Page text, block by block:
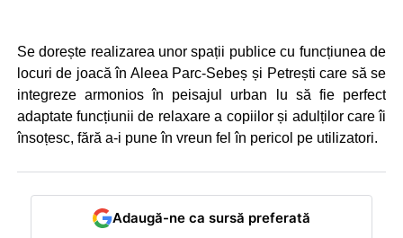
Se dorește realizarea unor spații publice cu funcțiunea de
locuri de joacă în Aleea Parc-Sebeș și Petrești care să se
integreze armonios în peisajul urban lu să fie perfect
adaptate funcțiunii de relaxare a copiilor și adulților care îi
însoțesc, fără a-i pune în vreun fel în pericol pe utilizatori.
Adaugă-ne ca sursă preferată